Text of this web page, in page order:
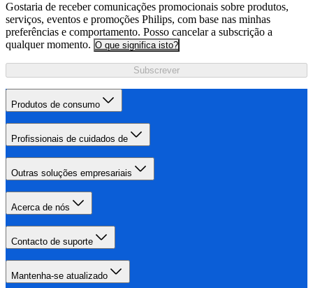
Gostaria de receber comunicações promocionais sobre produtos,
serviços, eventos e promoções Philips, com base nas minhas
preferências e comportamento. Posso cancelar a subscrição a
qualquer momento. O que significa isto?
Subscrever
Produtos de consumo
Profissionais de cuidados de
Outras soluções empresariais
Acerca de nós
Contacto de suporte
Mantenha-se atualizado